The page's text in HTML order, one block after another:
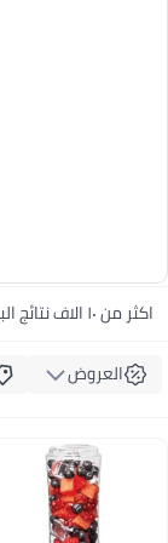
اكثر من ١٠ الاف نتائج البحث
العروض